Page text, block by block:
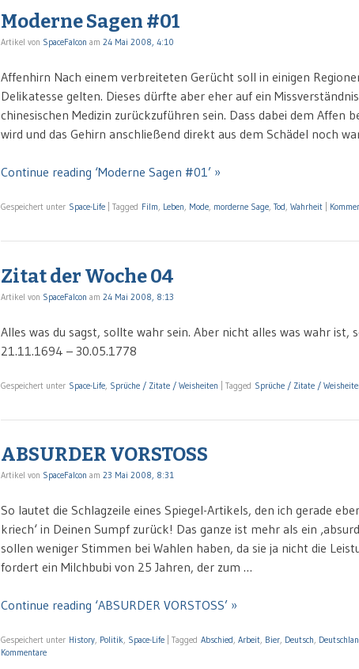
Moderne Sagen #01
Artikel von SpaceFalcon am 24 Mai 2008, 4:10
Affenhirn Nach einem verbreiteten Gerücht soll in einigen
Delikatesse gelten. Dieses dürfte aber eher auf ein
chinesischen Medizin zurückzuführen sein. Dass dabei dem Affen
wird und das Gehirn anschließend direkt aus dem Schädel noch
Continue reading ‘Moderne Sagen #01’ »
Gespeichert unter Space-Life Tagged Film, Leben, Mode, morderne Sage, Tod, Wahrheit
Zitat der Woche 04
Artikel von SpaceFalcon am 24 Mai 2008, 8:13
Alles was du sagst, sollte wahr sein. Aber nicht alles was wahr
21.11.1694 – 30.05.1778
Gespeichert unter Space-Life Sprüche / Zitate / Weisheiten Tagged Sprüche / Zitate /
ABSURDER VORSTOSS
Artikel von SpaceFalcon am 23 Mai 2008, 8:31
So lautet die Schlagzeile eines Spiegel-Artikels, den ich gerade
kriech‘ in Deinen Sumpf zurück! Das ganze ist mehr als ein
sollen weniger Stimmen bei Wahlen haben, da sie ja nicht die
fordert ein Milchbubi von 25 Jahren, der zum …
Continue reading ‘ABSURDER VORSTOSS’ »
Gespeichert unter History, Politik, Space-Life Tagged Abschied, Arbeit, Bier, Deutsch,
Kommentare